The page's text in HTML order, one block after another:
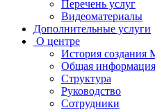
Перечень услуг
Видеоматериалы
Дополнительные услуги
О центре
История
Общая
Структура
Руководство
Сотрудники